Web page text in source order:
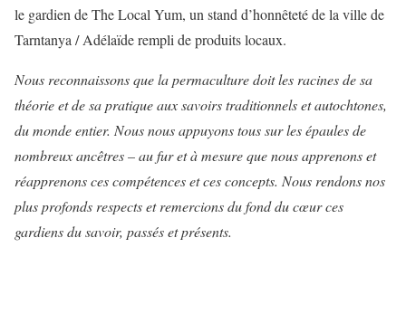
le gardien de The Local Yum, un stand d’honnêteté de la ville de
Tarntanya / Adélaïde rempli de produits locaux.
Nous reconnaissons que la permaculture doit les racines de sa
théorie et de sa pratique aux savoirs traditionnels et autochtones,
du monde entier. Nous nous appuyons tous sur les épaules de
nombreux ancêtres – au fur et à mesure que nous apprenons et
réapprenons ces compétences et ces concepts. Nous rendons nos
plus profonds respects et remercions du fond du cœur ces
gardiens du savoir, passés et présents.⁠